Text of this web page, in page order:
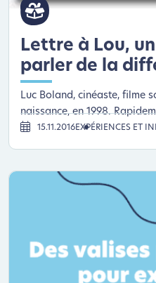
Lettre à Lou,
parler de la
Luc Boland, cinéaste, filme
naissance, en 1998.
15.11.2016EXPÉRIENCES ET